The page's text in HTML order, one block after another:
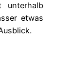
unterhalb
etwas